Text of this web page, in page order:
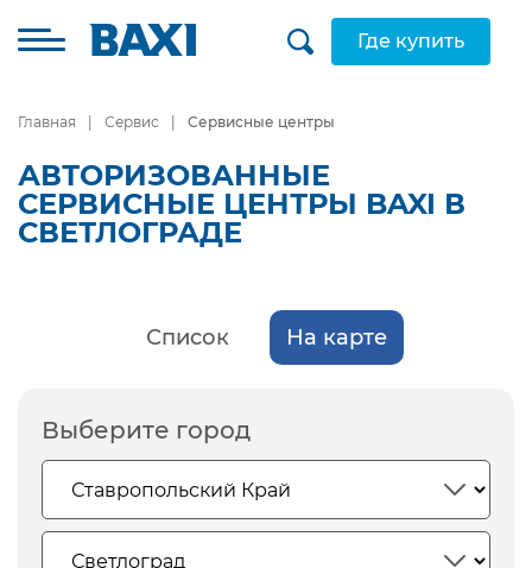
Где купить
Главная Сервис Сервисные центры
АВТОРИЗОВАННЫЕ
СЕРВИСНЫЕ ЦЕНТРЫ BAXI В
СВЕТЛОГРАДЕ
Список На карте
Выберите город